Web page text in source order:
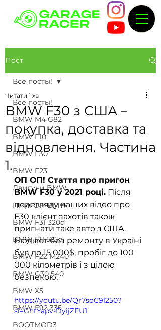
Пост
Все посты!
BMW M4 G82
BMW F10
BMW F30
BMW F23
Двигуни BMW
ПРИГОН BMW
BMW F31 320d
BMW F11 525d
BMW F22 M240
BMW G30 540
BMW X5
BMW E92 335
BOOTMOD3
Все посты!
BMW F30 з США –
покупка, доставка та
відновлення. Частина
1.
Читати 1 хв
ОП ОП! Стаття про пригон
BMW F30 у 2021 році. Після
перегляду наших відео про
F30 клієнт захотів також
пригнати таке авто з США.
Бюджет без ремонту в Україні
був до 15 000$, пробіг до 100
000 кілометрів і з цілою
безпекою.
https://youtu.be/Qr7soC9l250?
si=GhtYapv-DyijZFU1